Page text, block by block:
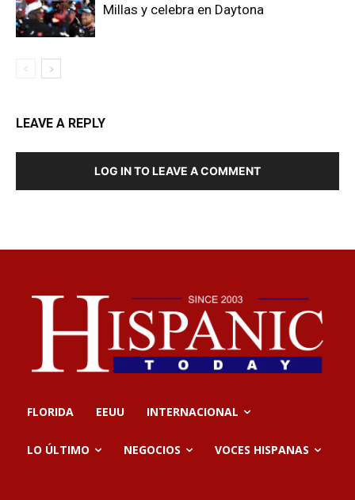
Millas y celebra en Daytona
LEAVE A REPLY
LOG IN TO LEAVE A COMMENT
FLORIDA EEUU INTERNACIONAL
LO ÚLTIMO NEGOCIOS VOCES HISPANAS